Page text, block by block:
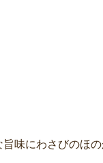
味にわさびのほ